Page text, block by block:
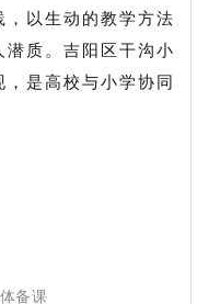
以生动的教学方法
质。吉阳区干沟小
是高校与小学协同
备课